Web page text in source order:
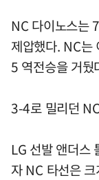
NC 다이노스는
제압했다. NC는
5 역전승을 거뒀
3-4로 밀리던
LG 선발 앤더스
자 NC 타선은